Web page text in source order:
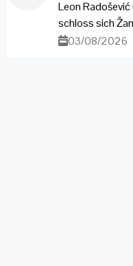
Leon
schloss sich
03/08/2026